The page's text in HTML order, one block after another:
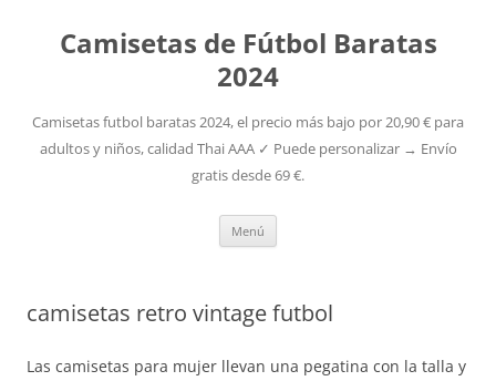
Camisetas de Fútbol Baratas
2024
Camisetas futbol baratas 2024, el precio más bajo por 20,90 € para
adultos y niños, calidad Thai AAA ✓ Puede personalizar → Envío
gratis desde 69 €.
Menú
camisetas retro vintage futbol
Las camisetas para mujer llevan una pegatina con la talla y